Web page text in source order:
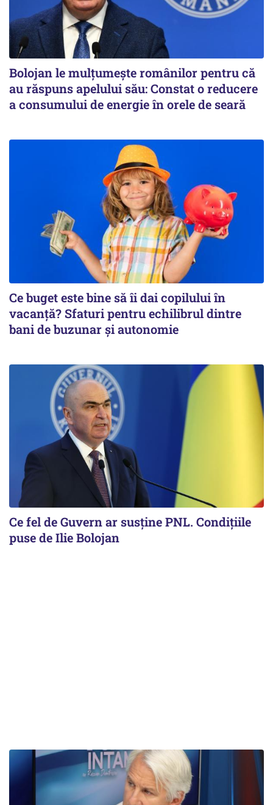
Bolojan le mulțumește românilor pentru că
au răspuns apelului său: Constat o reducere
a consumului de energie în orele de seară
Ce buget este bine să îi dai copilului în
vacanță? Sfaturi pentru echilibrul dintre
bani de buzunar și autonomie
Ce fel de Guvern ar susține PNL. Condițiile
puse de Ilie Bolojan